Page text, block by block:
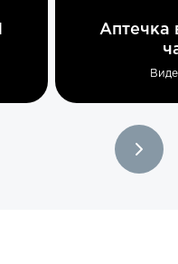
Аптечка